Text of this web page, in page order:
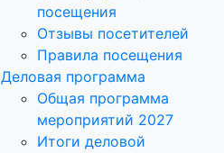
посещения
Отзывы посетителей
Правила посещения
Деловая программа
Общая программа
мероприятий 2027
Итоги деловой